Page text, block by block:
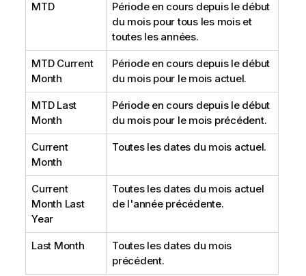
MTD
Période en cours depuis le début
du mois pour tous les mois et
toutes les années.
MTD Current
Month
Période en cours depuis le début
du mois pour le mois actuel.
MTD Last
Month
Période en cours depuis le début
du mois pour le mois précédent.
Current
Month
Toutes les dates du mois actuel.
Current
Month Last
Year
Toutes les dates du mois actuel
de l'année précédente.
Last Month
Toutes les dates du mois
précédent.